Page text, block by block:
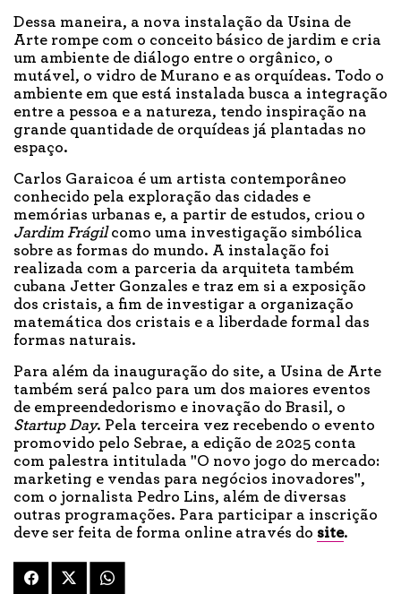
Dessa maneira, a nova instalação da Usina de
Arte rompe com o conceito básico de jardim e cria
um ambiente de diálogo entre o orgânico, o
mutável, o vidro de Murano e as orquídeas. Todo o
ambiente em que está instalada busca a integração
entre a pessoa e a natureza, tendo inspiração na
grande quantidade de orquídeas já plantadas no
espaço.
Carlos Garaicoa é um artista contemporâneo
conhecido pela exploração das cidades e
memórias urbanas e, a partir de estudos, criou o
Jardim Frágilcomo uma investigação simbólica
sobre as formas do mundo. A instalação foi
realizada com a parceria da arquiteta também
cubana Jetter Gonzales e traz em si a exposição
dos cristais, a fim de investigar a organização
matemática dos cristais e a liberdade formal das
formas naturais.
Para além da inauguração do site, a Usina de Arte
também será palco para um dos maiores eventos
de empreendedorismo e inovação do Brasil, o
Startup Day. Pela terceira vez recebendo o evento
promovido pelo Sebrae, a edição de 2025 conta
com palestra intitulada "O novo jogo do mercado:
marketing e vendas para negócios inovadores",
com o jornalista Pedro Lins, além de diversas
outras programações. Para participar a inscrição
deve ser feita de forma online através do site.